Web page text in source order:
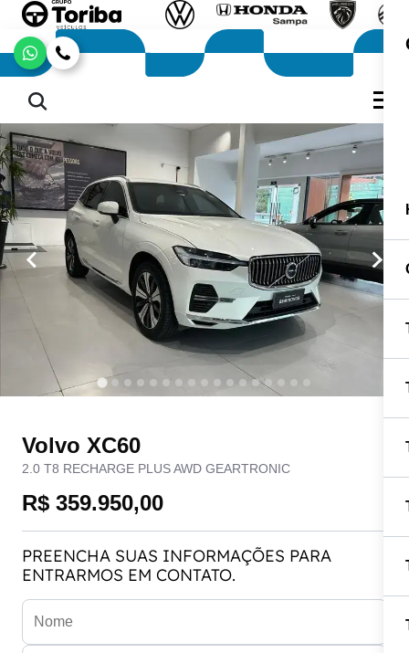
Volvo XC60
2.0 T8 RECHARGE PLUS AWD GEARTRONIC
R$ 359.950,00
PREENCHA SUAS INFORMAÇÕES PARA
ENTRARMOS EM CONTATO.